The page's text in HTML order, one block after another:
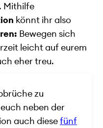
. Mithilfe
könnt ihr also
Bewegen sich
leicht auf eurem
eher treu.
zu
neben der
auch diesefünf